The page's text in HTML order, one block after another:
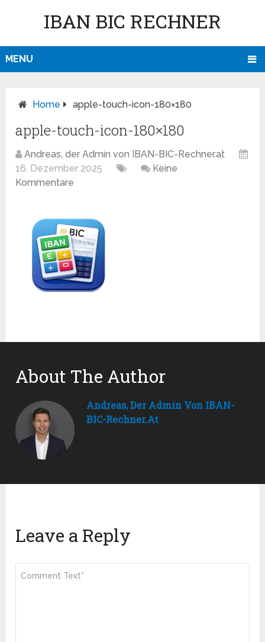
IBAN BIC RECHNER
MENU
Home apple-touch-icon-180×180
apple-touch-icon-180×180
Andreas, der Admin von IBAN-BIC-Rechner.at
16. Dezember 2025
Keine
Kommentare
About The Author
Andreas, Der Admin Von IBAN-
BIC-Rechner.at
Leave a Reply